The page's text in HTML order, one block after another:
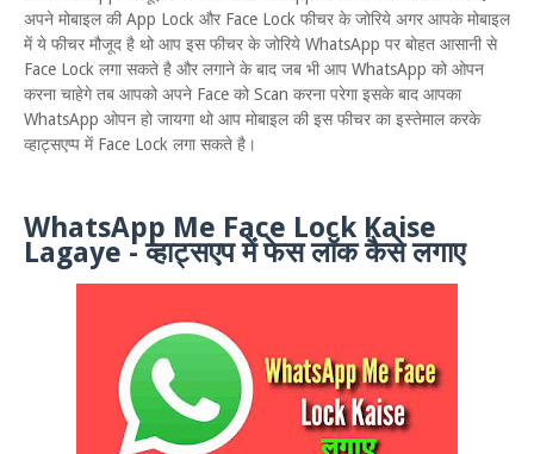
अपने मोबाइल की App Lock और Face Lock फीचर के जोरिये अगर आपके मोबाइल
में ये फीचर मौजूद है थो आप इस फीचर के जोरिये WhatsApp पर बोहत आसानी से
Face Lock लगा सकते है और लगाने के बाद जब भी आप WhatsApp को ओपन
करना चाहेगे तब आपको अपने Face को Scan करना परेगा इसके बाद आपका
WhatsApp ओपन हो जायगा थो आप मोबाइल की इस फीचर का इस्तेमाल करके
व्हाट्सएप्प में Face Lock लगा सकते है।
WhatsApp Me Face Lock Kaise
Lagaye - व्हाट्सएप में फेस लॉक कैसे लगाए